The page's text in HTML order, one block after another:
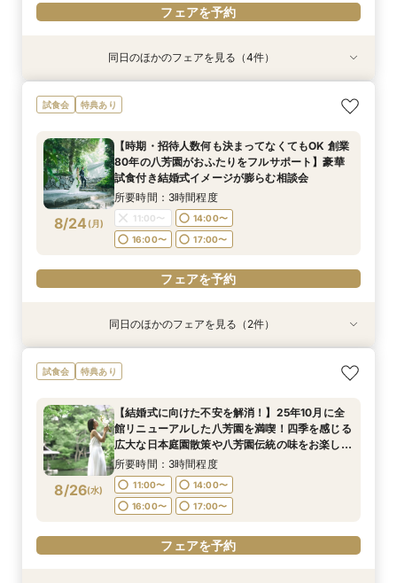
フェアを予約
特典あり
8/23(日)
"気軽に見学"基本相談会
9:00〜
10:00〜
14:30〜
16:00〜
フェアを予約
特典あり
8/23(日)
【ご結婚が決まったばかりのおふたりへ 】「お
顔合わせ」から結婚式当日までトータルサポート
&絶品ローストビーフの豪華試食会付フェア
所要時間：3時間程度
9:00〜
10:00〜
14:30〜
16:00〜
フェアを予約
特典あり
8/23(日)
【時期・招待人数何も決まってなくてもOK 創業
80年の八芳園がおふたりをフルサポート】豪華
所要時間：3時間程度
9:00〜
10:00〜
14:30〜
16:00〜
フェアを予約
特典あり
8/23(日)
【結婚式に向けた不安を解消！】25年10月に全
館リニューアルした八芳園を満喫！四季を感じる
いただける特別試食会付お悩み相談フェア
所要時間：3時間程度
9:00〜
10:00〜
14:30〜
16:00〜
フェアを予約
同日のほかのフェアを見る（4件）
試食会 特典あり
8/24 (月)
【時期・招待人数何も決まってなくてもOK 創業
80年の八芳園がおふたりをフルサポート】豪華
試食付き結婚式イメージが膨らむ相談会
所要時間：3時間程度
11:00〜
14:00〜
16:00〜
17:00〜
フェアを予約
特典あり
8/24(月)
【ご結婚が決まったばかりのおふたりへ 】「お
顔合わせ」から結婚式当日までトータルサポート
&絶品ローストビーフの豪華試食会付フェア
所要時間：3時間程度
11:00〜
14:00〜
16:00〜
17:00〜
フェアを予約
特典あり
8/24(月)
【結婚式に向けた不安を解消！】25年10月に全
館リニューアルした八芳園を満喫！四季を感じる
いただける特別試食会付お悩み相談フェア
所要時間：3時間程度
11:00〜
14:00〜
16:00〜
17:00〜
フェアを予約
同日のほかのフェアを見る（2件）
試食会 特典あり
8/26(水)
【結婚式に向けた不安を解消！】25年10月に全
館リニューアルした八芳園を満喫！四季を感じる
広大な日本庭園散策や八芳園伝統の味をお楽しみ
いただける特別試食会付お悩み相談フェア
所要時間：3時間程度
11:00〜
14:00〜
16:00〜
17:00〜
フェアを予約